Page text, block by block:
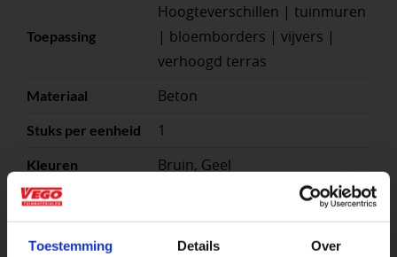
Toestemming Details Over
Toepassing
Hoogteverschillen | tuinmuren
| bloemborders | vijvers |
verhoogd terras
Materiaal Beton
Stuks per eenheid 1
Kleuren Bruin, Geel
Eenheid